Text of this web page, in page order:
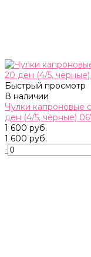
Быстрый просмотр
В наличии
Чулки капроновые
ден (4/5, чёрные)
1 600 руб.
1 600 руб.
-